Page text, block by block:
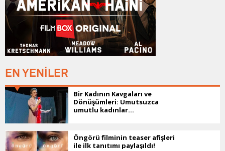
EN YENİLER
Bir Kadının Kavgaları ve
Dönüşümleri: Umutsuzca
umutlu kadınlar...
Öngörü filminin teaser afişleri
ile ilk tanıtımı paylaşıldı!